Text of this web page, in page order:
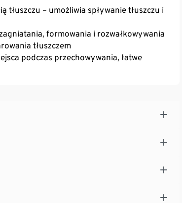
tłuszczu – umożliwia spływanie tłuszczu i
formowania i rozwałkowywania
tłuszczem
podczas przechowywania, łatwe